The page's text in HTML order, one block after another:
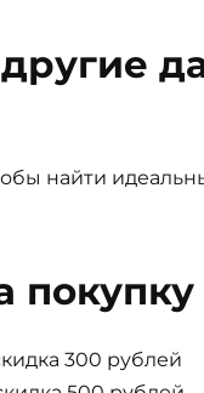
найти
300 рублей